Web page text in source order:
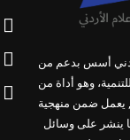
أسس بدعم من
وهو أداة من
يعمل ضمن منهجية
ينشر على وسائل